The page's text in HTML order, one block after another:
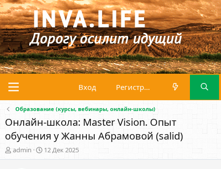
Вход Регистрация
Образование (курсы, вебинары, онлайн-школы)
Онлайн-школа: Master Vision. Опыт
обучения у Жанны Абрамовой (salid)
А
в
admin
Д
а
12 Дек 2025